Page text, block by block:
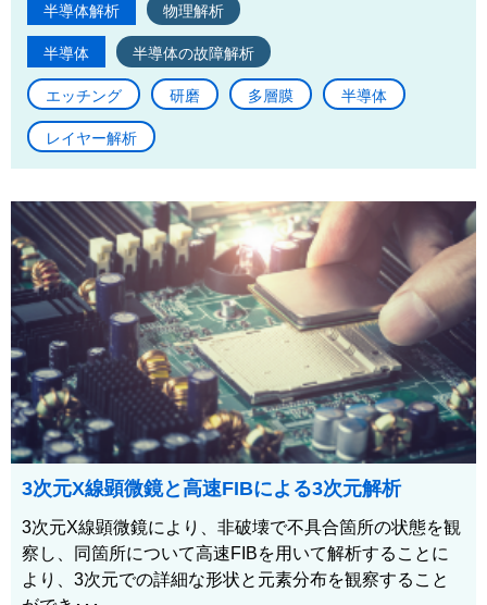
半導体解析 物理解析
半導体 半導体の故障解析
エッチング 研磨 多層膜 半導体
レイヤー解析
3次元X線顕微鏡と高速FIBによる3次元解析
3次元X線顕微鏡により、非破壊で不具合箇所の状態を観
察し、同箇所について高速FIBを用いて解析することに
より、3次元での詳細な形状と元素分布を観察すること